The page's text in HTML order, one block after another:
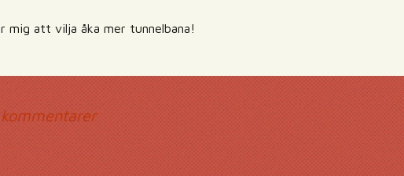
mig att vilja åka mer tunnelbana!